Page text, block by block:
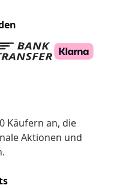
Käufern an, die
Aktionen und